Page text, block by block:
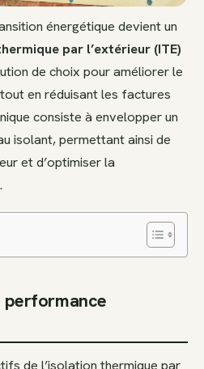
énergétique devient un
par l’extérieur (ITE)
de choix pour améliorer le
en réduisant les factures
consiste à envelopper un
isolant, permettant ainsi de
et d’optimiser la
de l’isolation thermique par